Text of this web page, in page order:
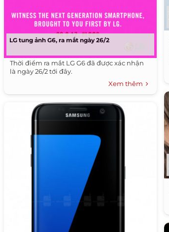
LG tung ảnh G6, ra mắt ngày 26/2
Thời điểm ra mắt LG G6 đã được xác nhận
là ngày 26/2 tới đây.
Xem thêm